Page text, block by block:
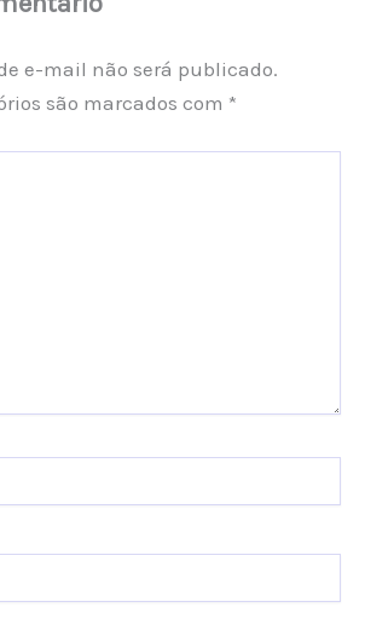
e-mail não será publicado.
são marcados com *